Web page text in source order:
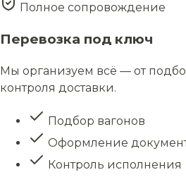
Полное сопровождение
Перевозка под ключ
Мы организуем всё — от
контроля доставки.
Подбор вагонов
Оформление
Контроль исполнения